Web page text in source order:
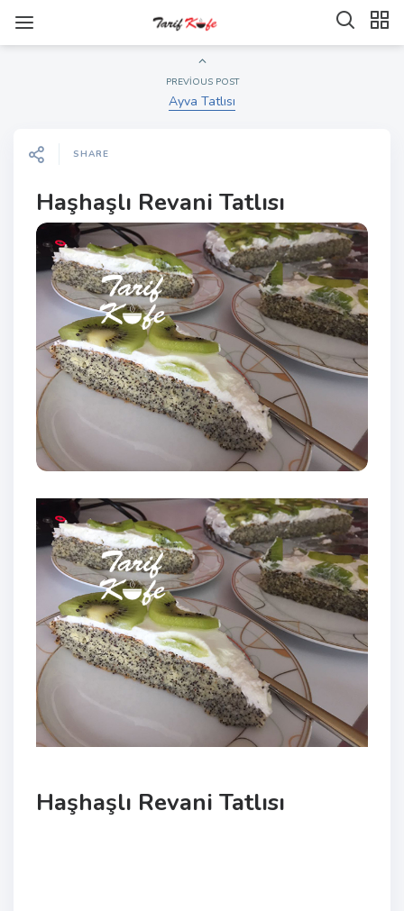
PREVIOUS POST
Ayva Tatlısı
SHARE
Haşhaşlı Revani Tatlısı
Haşhaşlı Revani Tatlısı